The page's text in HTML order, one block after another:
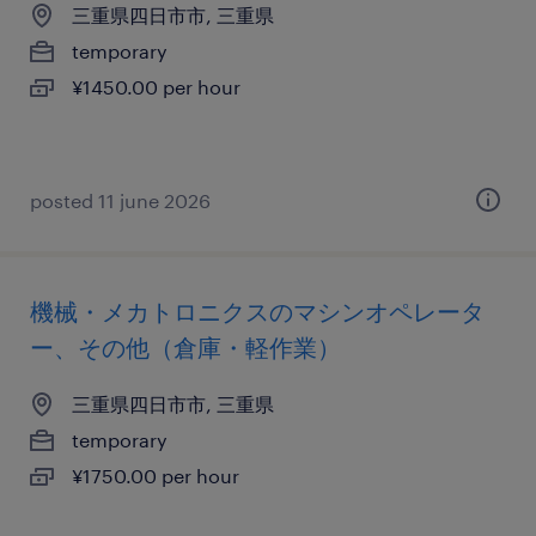
三重県四日市市, 三重県
temporary
¥1450.00 per hour
posted 11 june 2026
機械・メカトロニクスのマシンオペレータ
ー、その他（倉庫・軽作業）
三重県四日市市, 三重県
temporary
¥1750.00 per hour